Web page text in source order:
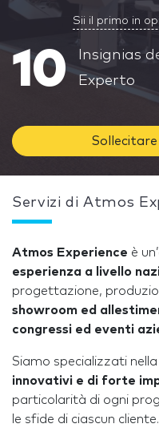
Sii il primo in
10
Insignias
Experto
Servizi di Atmos
Atmos Experience è
esperienza a livello
progettazione,
showroom ed
congressi ed eventi
Siamo specializzati
innovativi e di forte
particolarità di ogni
le sfide di ciascun cliente.